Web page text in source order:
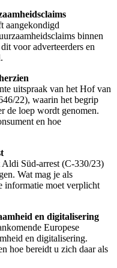
aangekondigd
binnen
voor adverteerders en
uitspraak van het Hof van
22), waarin het begrip
de loep wordt genomen.
en hoe
Aldi Süd-arrest (C-330/23)
Wat mag je als
informatie moet verplicht
en digitalisering
Europese
en digitalisering.
hoe bereidt u zich daar als